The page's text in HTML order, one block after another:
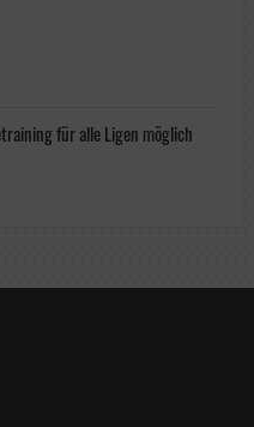
für alle Ligen möglich